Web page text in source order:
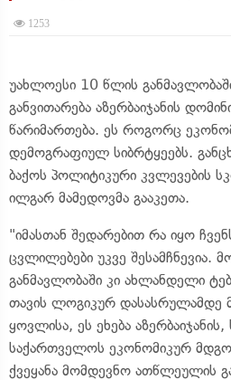
1253
უახლოესი 10 წლის
განვითარება აზერბაიჯანის
წარიმართება. ეს როგორც
დემოგრაფიულ სიბრტყეებს.
ბაქოს პოლიტიკური კვლევების
ილგარ მამედოვმა გააკეთა.
"იმასთან შედარებით რა იყო
ცვლილებები უკვე შესამჩნევია.
განმავლობაში კი ახლანდელი
თავის ლოგიკურ დასასრულამდე
ყოვლისა, ეს ეხება
საქართველოს ეკონომიკურ
ქვეყანა მომდევნო ათწლეულის